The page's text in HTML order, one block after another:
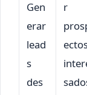
Gen
erar
lead
s
des
r